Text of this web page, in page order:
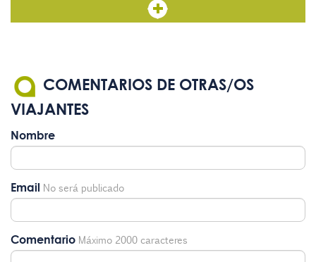
COMENTARIOS DE OTRAS/OS
VIAJANTES
Nombre
Email No será publicado
Comentario Máximo 2000 caracteres